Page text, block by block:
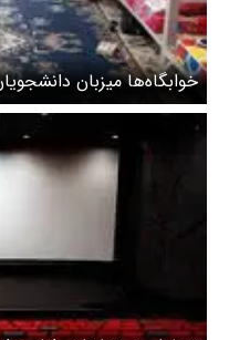
خوابگاه‌ها میزبان
انقلاب